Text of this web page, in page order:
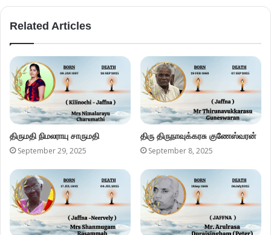
Related Articles
திருமதி நிமலராயு சாருமதி
September 29, 2025
திரு திருநாவுக்கரசு குணேஸ்வரன்
September 8, 2025